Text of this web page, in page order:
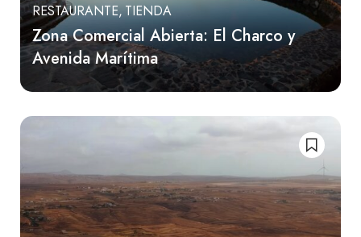
RESTAURANTE TIENDA
Zona Comercial Abierta: El Charco y
Avenida Marítima